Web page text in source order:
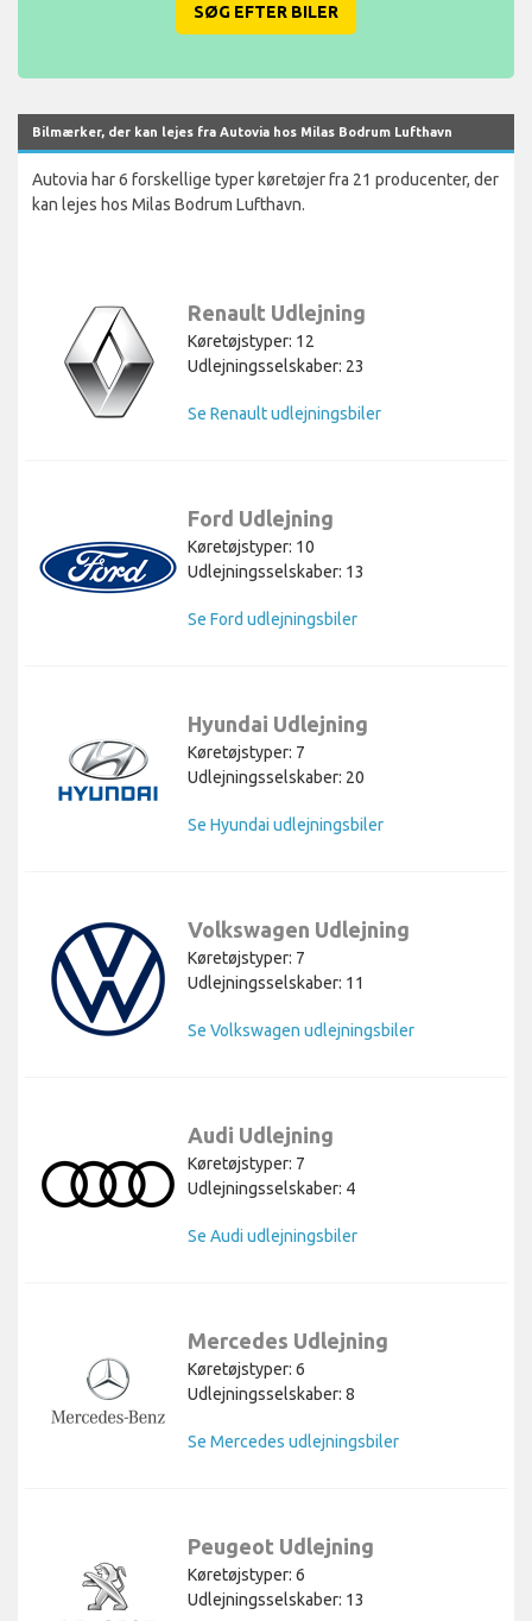
SØG EFTER BILER
Bilmærker, der kan lejes fra Autovia hos Milas Bodrum Lufthavn
Autovia har 6 forskellige typer køretøjer fra 21 producenter, der
kan lejes hos Milas Bodrum Lufthavn.
Renault Udlejning
Køretøjstyper: 12
Udlejningsselskaber: 23
Se Renault udlejningsbiler
Ford Udlejning
Køretøjstyper: 10
Udlejningsselskaber: 13
Se Ford udlejningsbiler
Hyundai Udlejning
Køretøjstyper: 7
Udlejningsselskaber: 20
Se Hyundai udlejningsbiler
Volkswagen Udlejning
Køretøjstyper: 7
Udlejningsselskaber: 11
Se Volkswagen udlejningsbiler
Audi Udlejning
Køretøjstyper: 7
Udlejningsselskaber: 4
Se Audi udlejningsbiler
Mercedes Udlejning
Køretøjstyper: 6
Udlejningsselskaber: 8
Se Mercedes udlejningsbiler
Peugeot Udlejning
Køretøjstyper: 6
Udlejningsselskaber: 13